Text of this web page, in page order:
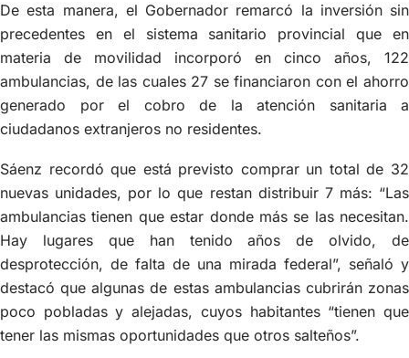
De esta manera, el Gobernador remarcó la inversión sin
precedentes en el sistema sanitario provincial que en
materia de movilidad incorporó en cinco años, 122
ambulancias, de las cuales 27 se financiaron con el ahorro
generado por el cobro de la atención sanitaria a
ciudadanos extranjeros no residentes.
Sáenz recordó que está previsto comprar un total de 32
nuevas unidades, por lo que restan distribuir 7 más: “Las
ambulancias tienen que estar donde más se las necesitan.
Hay lugares que han tenido años de olvido, de
desprotección, de falta de una mirada federal”, señaló y
destacó que algunas de estas ambulancias cubrirán zonas
poco pobladas y alejadas, cuyos habitantes “tienen que
tener las mismas oportunidades que otros salteños”.